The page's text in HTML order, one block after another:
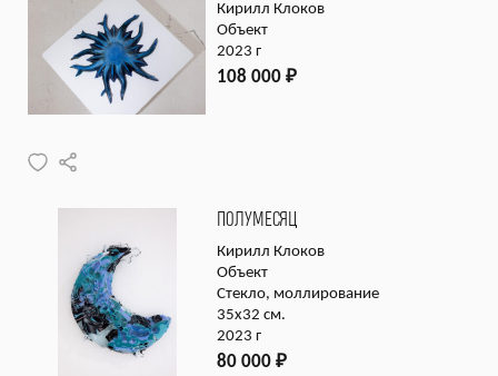
Кирилл Клоков
Объект
2023 г
108 000 ₽
ПОЛУМЕСЯЦ
Кирилл Клоков
Объект
Стекло, моллирование
35х32 см.
2023 г
80 000 ₽